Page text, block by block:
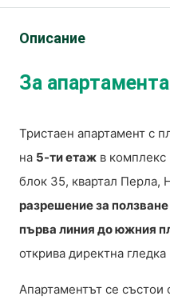
Описание
За апартамента
Тристаен апартамент с
на 5-ти етаж в
блок 35, квартал Перла,
разрешение за ползване
първа линия до южния
открива директна
Апартаментът се състои